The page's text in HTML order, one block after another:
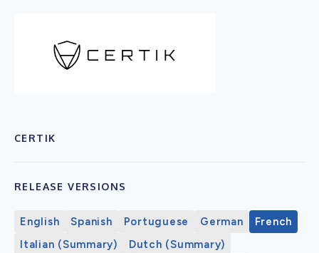
CERTIK
RELEASE VERSIONS
English Spanish Portuguese German
French
Italian (Summary)
Dutch (Summary)